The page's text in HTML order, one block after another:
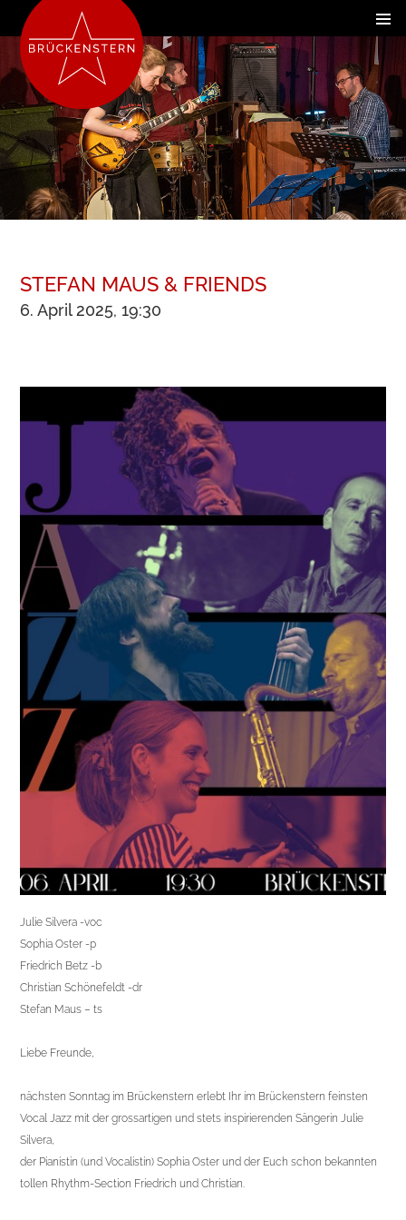
STEFAN MAUS & FRIENDS
6. April 2025, 19:30
Julie Silvera -voc
Sophia Oster -p
Friedrich Betz -b
Christian Schönefeldt -dr
Stefan Maus – ts
Liebe Freunde,
nächsten Sonntag im Brückenstern erlebt Ihr im Brückenstern feinsten
Vocal Jazz mit der grossartigen und stets inspirierenden Sängerin Julie
Silvera,
der Pianistin (und Vocalistin)Sophia Oster und der Euch schon bekannten
tollen Rhythm-Section Friedrich und Christian.